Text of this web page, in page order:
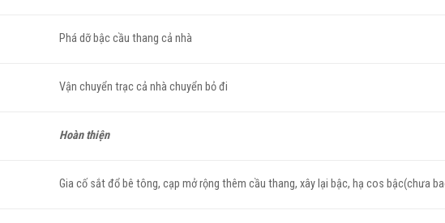
Phá dỡ bậc cầu thang cả nhà
Vận chuyển trạc cả nhà chuyển bỏ đi
Hoàn thiện
Gia cố sắt đổ bê tông, cạp mở rộng thêm cầu thang, xây lại bậc, hạ cos bậc(chưa